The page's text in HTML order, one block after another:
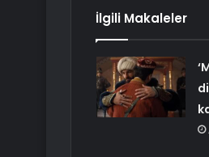
İlgili Makaleler